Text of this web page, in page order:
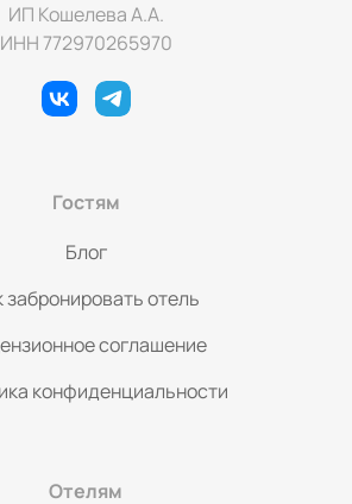
ИП Кошелева А.А.
ИНН 772970265970
Гостям
Блог
забронировать отель
соглашение
конфиденциальности
Отелям